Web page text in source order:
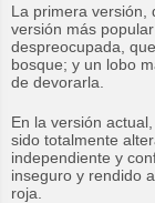
La primera versión,
versión más
despreocupada,
bosque; y un lobo
de devorarla.
En la versión
sido totalmente
independiente y
inseguro y rendido
roja.